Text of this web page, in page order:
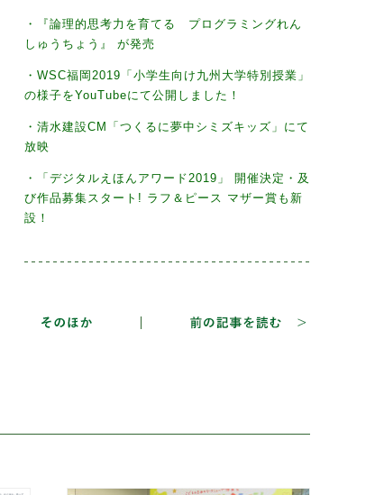
・『論理的思考力を育てる プログラミングれん
しゅうちょう』 が発売
・WSC福岡2019「小学生向け九州大学特別授業」
の様子をYouTubeにて公開しました！
・清水建設CM「つくるに夢中シミズキッズ」にて
放映
・「デジタルえほんアワード2019」 開催決定・及
び作品募集スタート! ラフ＆ピース マザー賞も新
設！